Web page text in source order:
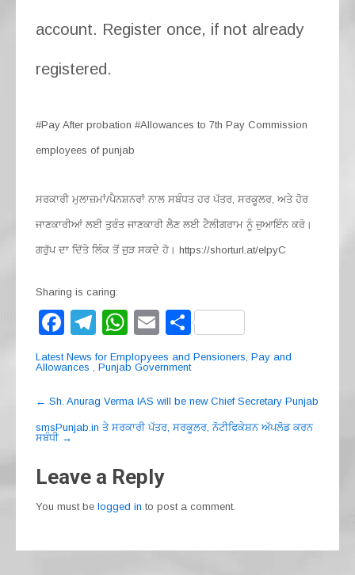
account. Register once, if not already
registered.
#Pay After probation #Allowances to 7th Pay Commission
employees of punjab
ਸਰਕਾਰੀ ਮੁਲਾਜ਼ਮਾਂ/ਪੈਨਸ਼ਨਰਾਂ ਨਾਲ ਸਬੰਧਤ ਹਰ ਪੱਤਰ, ਸਰਕੂਲਰ, ਅਤੇ ਹੋਰ
ਜਾਣਕਾਰੀਆਂ ਲਈ ਤੁਰੰਤ ਜਾਣਕਾਰੀ ਲੈਣ ਲਈ ਟੈਲੀਗਰਾਮ ਨੂੰ ਜੁਆਇੰਨ ਕਰੋ।
ਗਰੁੱਪ ਦਾ ਦਿੱਤੇ ਲਿੰਕ ਤੋਂ ਜੁੜ ਸਕਦੇ ਹੋ। https://shorturl.at/elpyC
Sharing is caring:
F
a
c
e
b
o
o
k
T
el
e
gr
a
W
h
at
s
A
p
E
m
ail
S
h
ar
e
Latest News for Emplopyees and Pensioners, Pay and
Allowances , Punjab Government
Post
navigation
← Sh. Anurag Verma IAS will be new Chief Secretary Punjab
smsPunjab.in ਤੇ ਸਰਕਾਰੀ ਪੱਤਰ, ਸਰਕੂਲਰ, ਨੋਟੀਫਿਕੇਸ਼ਨ ਅੱਪਲੋਡ ਕਰਨ
ਸਬੰਧੀ →
Leave a Reply
You must be logged in to post a comment.